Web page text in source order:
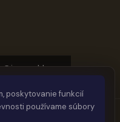
poskytovanie funkcií
používame súbory
@jaymashlove